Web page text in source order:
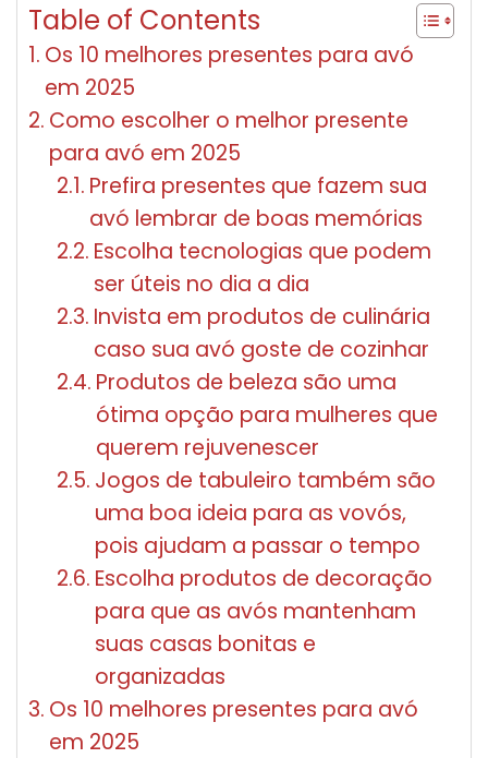
Table of Contents
Os 10 melhores presentes para avó
em 2025
Como escolher o melhor presente
para avó em 2025
Prefira presentes que fazem sua
avó lembrar de boas memórias
Escolha tecnologias que podem
ser úteis no dia a dia
Invista em produtos de culinária
caso sua avó goste de cozinhar
Produtos de beleza são uma
ótima opção para mulheres que
querem rejuvenescer
Jogos de tabuleiro também são
uma boa ideia para as vovós,
pois ajudam a passar o tempo
Escolha produtos de decoração
para que as avós mantenham
suas casas bonitas e
organizadas
Os 10 melhores presentes para avó
em 2025